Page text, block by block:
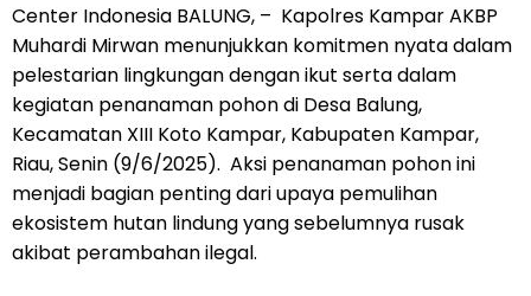
Center Indonesia BALUNG, – Kapolres Kampar AKBP
Muhardi Mirwan menunjukkan komitmen nyata dalam
pelestarian lingkungan dengan ikut serta dalam
kegiatan penanaman pohon di Desa Balung,
Kecamatan XIII Koto Kampar, Kabupaten Kampar,
Riau, Senin (9/6/2025). Aksi penanaman pohon ini
menjadi bagian penting dari upaya pemulihan
ekosistem hutan lindung yang sebelumnya rusak
akibat perambahan ilegal.